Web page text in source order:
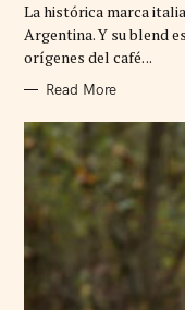
O
R
I
E
La histórica marca
Argentina. Y su blend
orígenes del café. ..
Read More